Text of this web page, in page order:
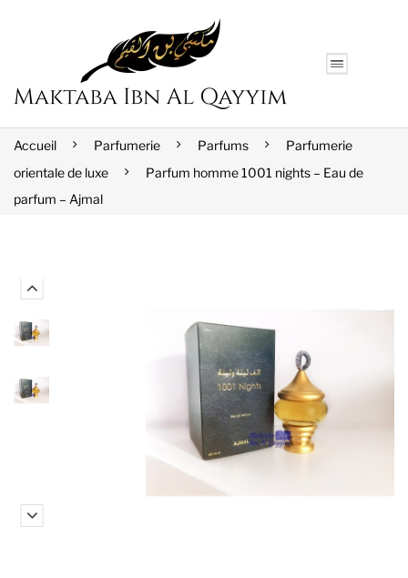
Accueil Parfumerie Parfums
Parfumerie
orientale de luxe
Parfum homme 1001 nights – Eau de
parfum – Ajmal